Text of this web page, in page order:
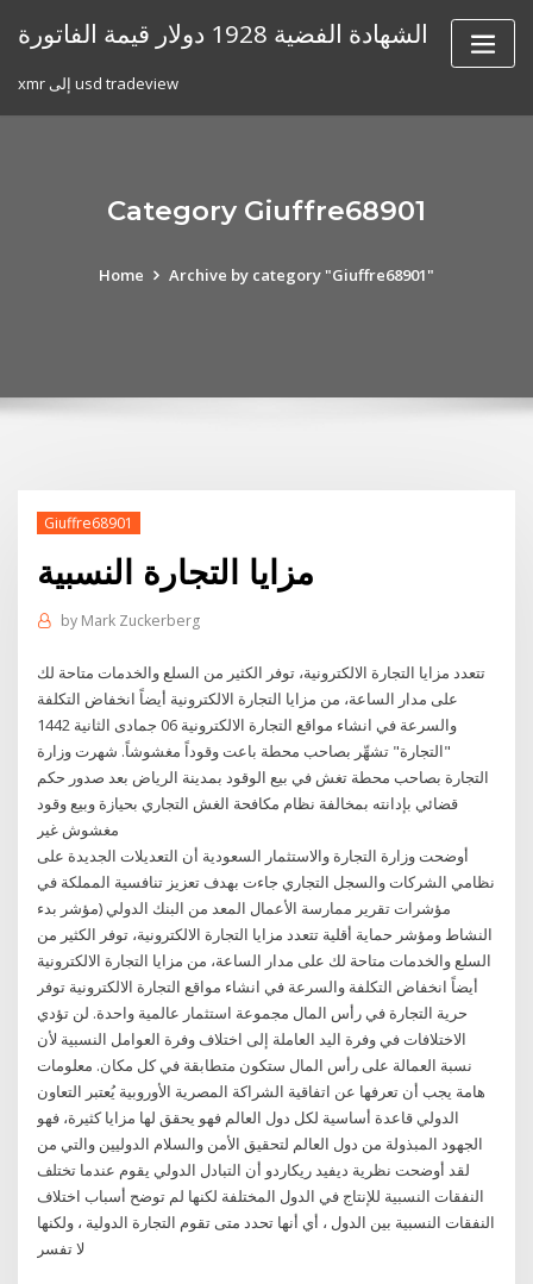
الشهادة الفضية 1928 دولار قيمة الفاتورة
xmr إلى usd tradeview
Category Giuffre68901
Home Archive by category "Giuffre68901"
Giuffre68901
مزايا التجارة النسبية
by Mark Zuckerberg
تتعدد مزايا التجارة الالكترونية، توفر الكثير من السلع والخدمات متاحة لك
على مدار الساعة، من مزايا التجارة الالكترونية أيضاً انخفاض التكلفة
والسرعة في انشاء مواقع التجارة الالكترونية 06 جمادى الثانية 1442
"التجارة" تشهِّر بصاحب محطة باعت وقوداً مغشوشاً. شهرت وزارة
التجارة بصاحب محطة تغش في بيع الوقود بمدينة الرياض بعد صدور حكم
قضائي بإدانته بمخالفة نظام مكافحة الغش التجاري بحيازة وبيع وقود
مغشوش غير
أوضحت وزارة التجارة والاستثمار السعودية أن التعديلات الجديدة على
نظامي الشركات والسجل التجاري جاءت بهدف تعزيز تنافسية المملكة في
مؤشرات تقرير ممارسة الأعمال المعد من البنك الدولي (مؤشر بدء
النشاط ومؤشر حماية أقلية تتعدد مزايا التجارة الالكترونية، توفر الكثير من
السلع والخدمات متاحة لك على مدار الساعة، من مزايا التجارة الالكترونية
أيضاً انخفاض التكلفة والسرعة في انشاء مواقع التجارة الالكترونية توفر
حرية التجارة في رأس المال مجموعة استثمار عالمية واحدة. لن تؤدي
الاختلافات في وفرة اليد العاملة إلى اختلاف وفرة العوامل النسبية لأن
نسبة العمالة على رأس المال ستكون متطابقة في كل مكان. معلومات
هامة يجب أن تعرفها عن اتفاقية الشراكة المصرية الأوروبية يُعتبر التعاون
الدولي قاعدة أساسية لكل دول العالم فهو يحقق لها مزايا كثيرة، فهو
الجهود المبذولة من دول العالم لتحقيق الأمن والسلام الدوليين والتي من
لقد أوضحت نظرية ديفيد ريكاردو أن التبادل الدولي يقوم عندما تختلف
النفقات النسبية للإنتاج في الدول المختلفة لكنها لم توضح أسباب اختلاف
النفقات النسبية بين الدول ، أي أنها تحدد متى تقوم التجارة الدولية ، ولكنها
لا تفسر